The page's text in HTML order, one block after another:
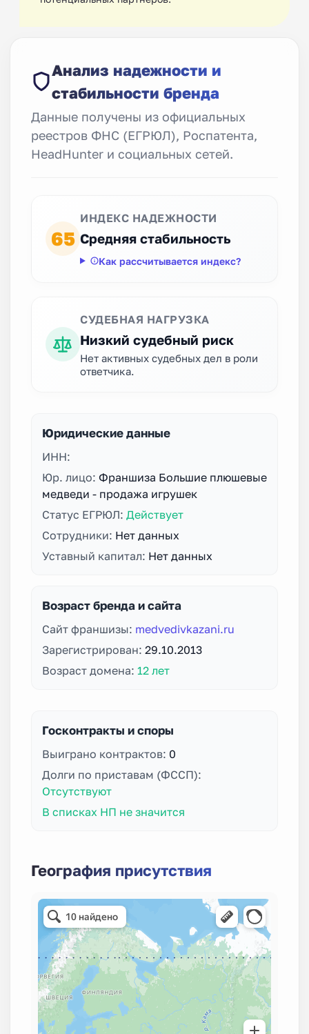
Анализ надежности и
стабильности бренда
Данные получены из официальных
реестров ФНС (ЕГРЮЛ), Роспатента,
HeadHunter и социальных сетей.
65
ИНДЕКС НАДЕЖНОСТИ
Средняя стабильность
Как рассчитывается индекс?
СУДЕБНАЯ НАГРУЗКА
Низкий судебный риск
Нет активных судебных дел в роли
ответчика.
Юридические данные
ИНН:
Юр. лицо: Франшиза Большие плюшевые
медведи - продажа игрушек
Статус ЕГРЮЛ: Действует
Сотрудники: Нет данных
Уставный капитал: Нет данных
Возраст бренда и сайта
Сайт франшизы: medvedivkazani.ru
Зарегистрирован: 29.10.2013
Возраст домена: 12 лет
Госконтракты и споры
Выиграно контрактов: 0
Долги по приставам (ФССП):
Отсутствуют
В списках НП не значится
География присутствия